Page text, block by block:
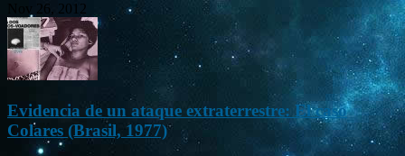
Nov 26, 2012
Evidencia de un ataque extraterrestre: El caso
Colares (Brasil, 1977)